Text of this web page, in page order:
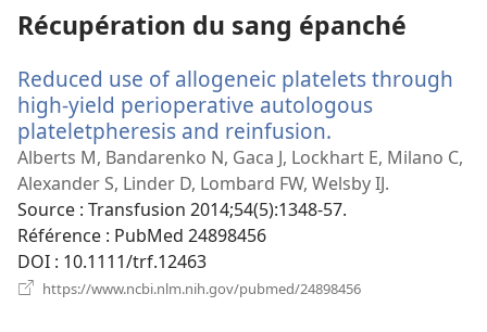
Récupération du sang épanché
Reduced use of allogeneic platelets through
high-yield perioperative autologous
plateletpheresis and reinfusion.
une
nouvelle
fenêtre)
Alberts M, Bandarenko N, Gaca J, Lockhart E, Milano C,
Alexander S, Linder D, Lombard FW, Welsby IJ.
Source ‎: Transfusion 2014;54(5):1348-57.
Référence ‎: PubMed 24898456
DOI ‎: 10.1111/trf.12463
https://www.ncbi.nlm.nih.gov/pubmed/24898456